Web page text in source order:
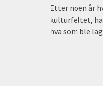
Etter noen år
kulturfeltet,
hva som ble